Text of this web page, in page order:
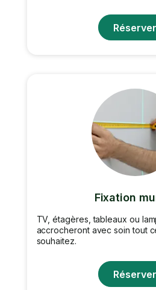
Réserver
Fixation
TV, étagères, tableaux ou
accrocheront avec soin tout
souhaitez.
Réserver